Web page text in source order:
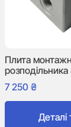
Плита
розподільника
7 250 ₴
Деталі